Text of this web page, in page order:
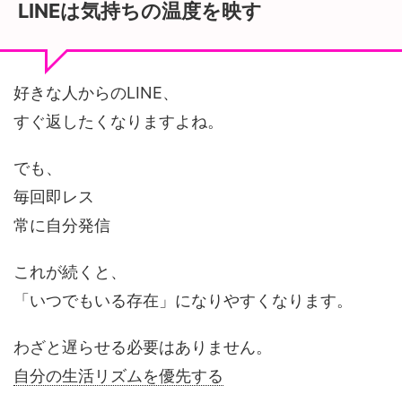
LINEは気持ちの温度を映す
好きな人からのLINE、
すぐ返したくなりますよね。
でも、
毎回即レス
常に自分発信
これが続くと、
「いつでもいる存在」になりやすくなります。
わざと遅らせる必要はありません。
自分の生活リズムを優先する